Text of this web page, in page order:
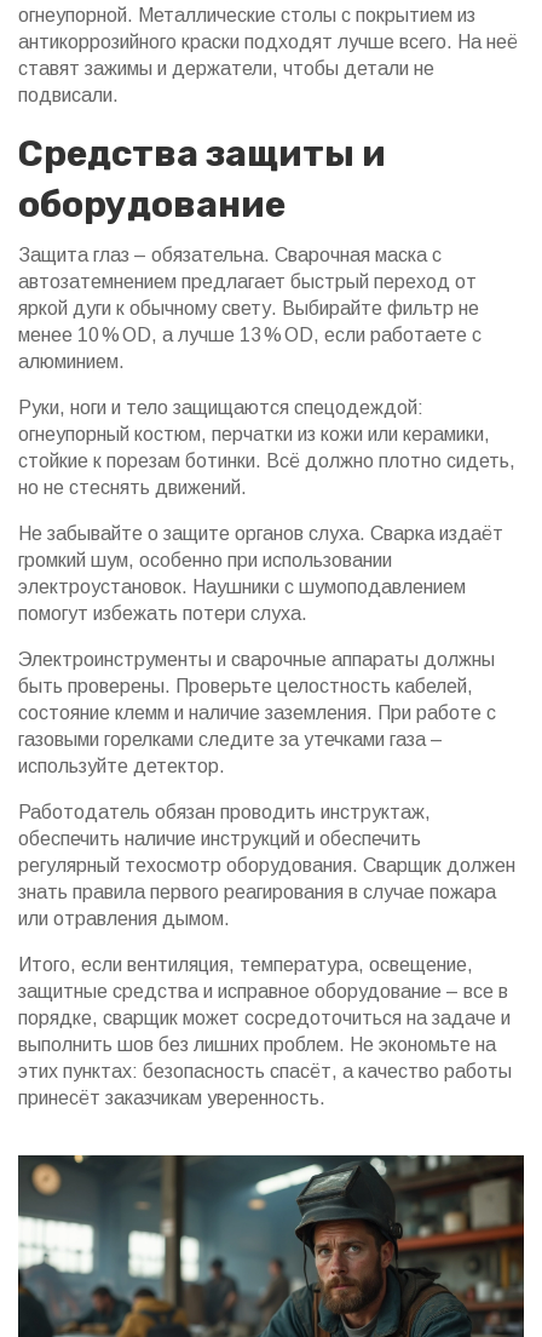
огнеупорной. Металлические столы с покрытием из
антикоррозийного краски подходят лучше всего. На неё
ставят зажимы и держатели, чтобы детали не
подвисали.
Средства защиты и
оборудование
Защита глаз – обязательна. Сварочная маска с
автозатемнением предлагает быстрый переход от
яркой дуги к обычному свету. Выбирайте фильтр не
менее 10 % OD, а лучше 13 % OD, если работаете с
алюминием.
Руки, ноги и тело защищаются спецодеждой:
огнеупорный костюм, перчатки из кожи или керамики,
стойкие к порезам ботинки. Всё должно плотно сидеть,
но не стеснять движений.
Не забывайте о защите органов слуха. Сварка издаёт
громкий шум, особенно при использовании
электроустановок. Наушники с шумоподавлением
помогут избежать потери слуха.
Электроинструменты и сварочные аппараты должны
быть проверены. Проверьте целостность кабелей,
состояние клемм и наличие заземления. При работе с
газовыми горелками следите за утечками газа –
используйте детектор.
Работодатель обязан проводить инструктаж,
обеспечить наличие инструкций и обеспечить
регулярный техосмотр оборудования. Сварщик должен
знать правила первого реагирования в случае пожара
или отравления дымом.
Итого, если вентиляция, температура, освещение,
защитные средства и исправное оборудование – все в
порядке, сварщик может сосредоточиться на задаче и
выполнить шов без лишних проблем. Не экономьте на
этих пунктах: безопасность спасёт, а качество работы
принесёт заказчикам уверенность.